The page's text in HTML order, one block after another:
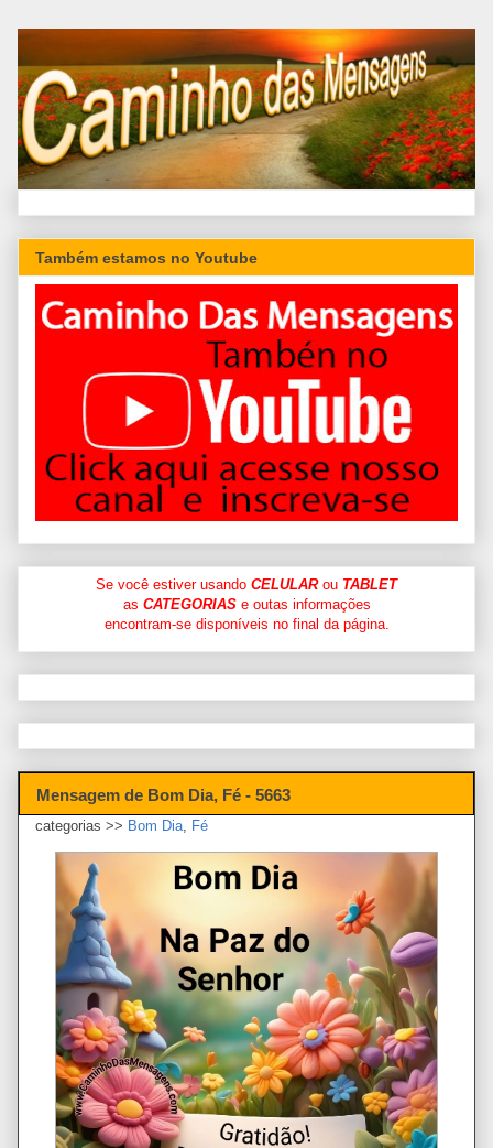
Também estamos no Youtube
Se você estiver usando CELULARou TABLET
as CATEGORIASe outas informações
encontram-se disponíveis no final da página.
Mensagem de Bom Dia, Fé - 5663
categorias >> Bom Dia, Fé